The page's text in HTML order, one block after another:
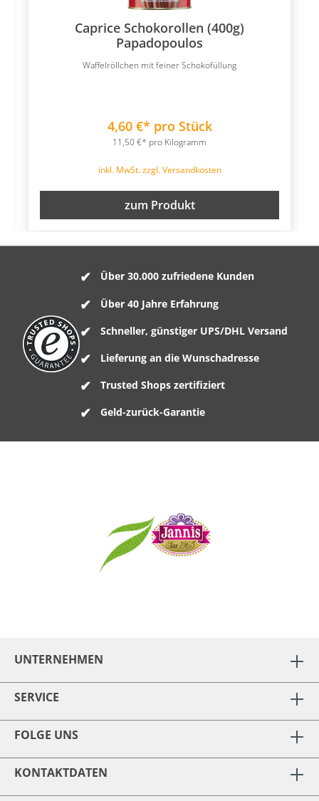
Caprice Schokorollen (400g)
Papadopoulos
Waffelröllchen mit feiner Schokofüllung
4,60 €* pro Stück
11,50 €* pro Kilogramm
inkl. MwSt. zzgl. Versandkosten
zum Produkt
Über 30.000 zufriedene Kunden
Über 40 Jahre Erfahrung
Schneller, günstiger UPS/DHL Versand
Lieferung an die Wunschadresse
Trusted Shops zertifiziert
Geld-zurück-Garantie
UNTERNEHMEN
SERVICE
FOLGE UNS
KONTAKTDATEN